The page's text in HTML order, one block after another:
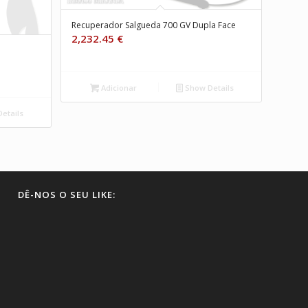
Recuperador Salgueda 700 GV Dupla Face
2,232.45 €
Adicionar Show Details
DÊ-NOS O SEU LIKE: